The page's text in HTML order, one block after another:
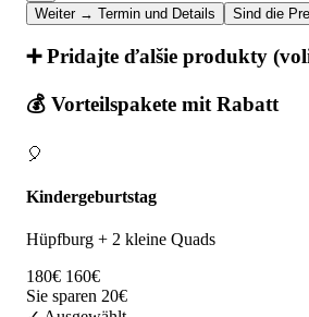
Weiter → Termin und Details
Sind die
➕ Pridajte ďalšie produkty
💰 Vorteilspakete mit Rabatt
🎈
Kindergeburtstag
Hüpfburg + 2 kleine Quads
180€ 160€
Sie sparen 20€